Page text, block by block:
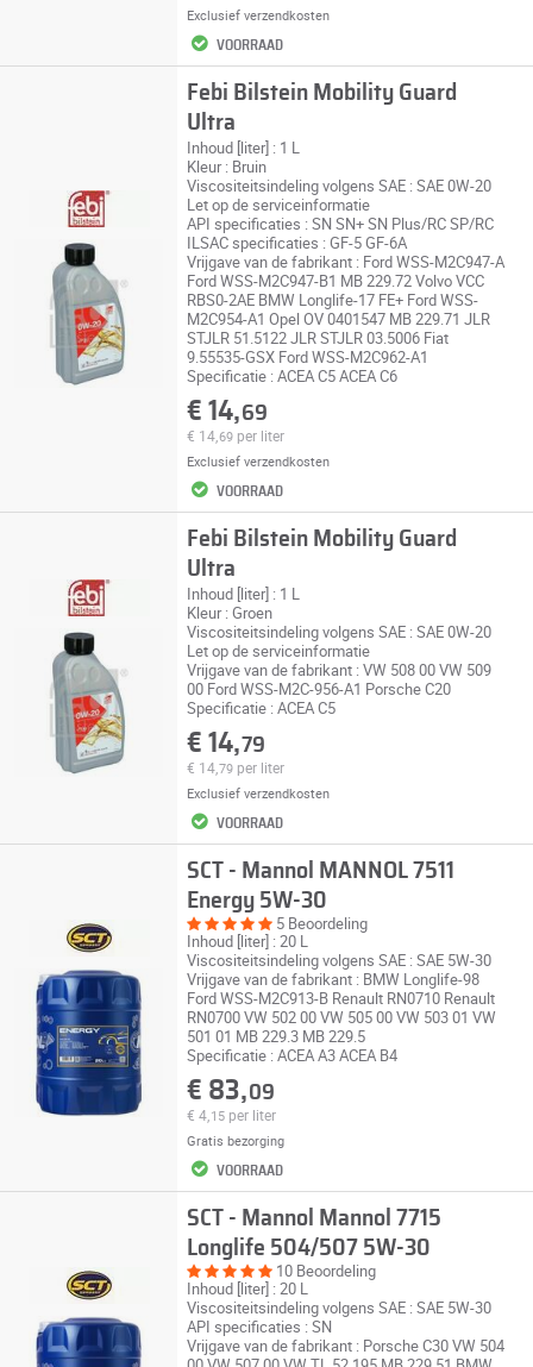
Exclusief verzendkosten
VOORRAAD
Febi Bilstein Mobility Guard
Ultra
Inhoud [liter] : 1 L
Kleur : Bruin
Viscositeitsindeling volgens SAE : SAE 0W-20
Let op de serviceinformatie
API specificaties : SN SN+ SN Plus/RC SP/RC
ILSAC specificaties : GF-5 GF-6A
Vrijgave van de fabrikant : Ford WSS-M2C947-A
Ford WSS-M2C947-B1 MB 229.72 Volvo VCC
RBS0-2AE BMW Longlife-17 FE+ Ford WSS-
M2C954-A1 Opel OV 0401547 MB 229.71 JLR
STJLR 51.5122 JLR STJLR 03.5006 Fiat
9.55535-GSX Ford WSS-M2C962-A1
Specificatie : ACEA C5 ACEA C6
€ 14,69
€ 14, 69 per liter
Exclusief verzendkosten
VOORRAAD
Febi Bilstein Mobility Guard
Ultra
Inhoud [liter] : 1 L
Kleur : Groen
Viscositeitsindeling volgens SAE : SAE 0W-20
Let op de serviceinformatie
Vrijgave van de fabrikant : VW 508 00 VW 509
00 Ford WSS-M2C-956-A1 Porsche C20
Specificatie : ACEA C5
€ 14,79
€ 14, 79 per liter
Exclusief verzendkosten
VOORRAAD
SCT - Mannol MANNOL 7511
Energy 5W-30
5 Beoordeling
Inhoud [liter] : 20 L
Viscositeitsindeling volgens SAE : SAE 5W-30
Vrijgave van de fabrikant : BMW Longlife-98
Ford WSS-M2C913-B Renault RN0710 Renault
RN0700 VW 502 00 VW 505 00 VW 503 01 VW
501 01 MB 229.3 MB 229.5
Specificatie : ACEA A3 ACEA B4
€ 83,09
€ 4, 15 per liter
Gratis bezorging
VOORRAAD
SCT - Mannol Mannol 7715
Longlife 504/507 5W-30
10 Beoordeling
Inhoud [liter] : 20 L
Viscositeitsindeling volgens SAE : SAE 5W-30
API specificaties : SN
Vrijgave van de fabrikant : Porsche C30 VW 504